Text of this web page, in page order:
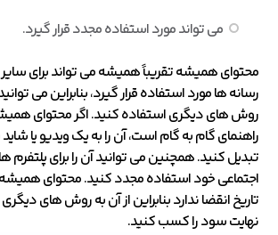
می تواند مورد استفاده مجدد قرار گیرد.
محتوای همیشه تقریباً همیشه می تواند برای
رسانه ها مورد استفاده قرار گیرد، بنابراین می
روش های دیگری استفاده کنید. اگر محتوای
راهنمای گام به گام است، آن را به یک ویدیو یا
تبدیل کنید. همچنین می توانید آن را برای پلتفرم
اجتماعی خود استفاده مجدد کنید. محتوای
تاریخ انقضا ندارد بنابراین از آن به روش های
نهایت سود را کسب کنید.